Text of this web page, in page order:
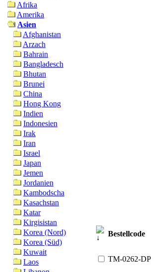
Afrika
Amerika
Asien
Afghanistan
Arzach
Bahrain
Bangladesch
Bhutan
Brunei
China
Hong Kong
Indien
Indonesien
Irak
Iran
Israel
Japan
Jemen
Jordanien
Kambodscha
Kasachstan
Katar
Kirgisistan
Korea (Nord)
Korea (Süd)
Kuwait
Laos
Bestellcode
TM-0262-DP